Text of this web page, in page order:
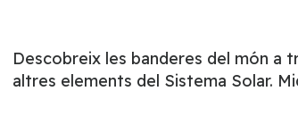
Descobreix les banderes del món a
altres elements del Sistema Solar.